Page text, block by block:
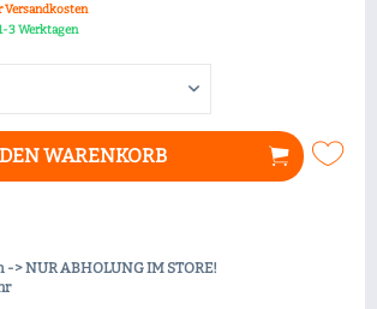
Versandkosten
3 Werktagen
WARENKORB
> NUR ABHOLUNG IM STORE!